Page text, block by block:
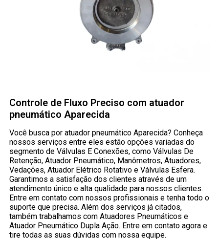
Controle de Fluxo Preciso com atuador
pneumático Aparecida
Você busca por atuador pneumático Aparecida? Conheça
nossos serviços entre eles estão opções variadas do
segmento de Válvulas E Conexões, como Válvulas De
Retenção, Atuador Pneumático, Manômetros, Atuadores,
Vedações, Atuador Elétrico Rotativo e Válvulas Esfera.
Garantimos a satisfação dos clientes através de um
atendimento único e alta qualidade para nossos clientes.
Entre em contato com nossos profissionais e tenha todo o
suporte que precisa. Além dos serviços já citados,
também trabalhamos com Atuadores Pneumáticos e
Atuador Pneumático Dupla Ação. Entre em contato agora e
tire todas as suas dúvidas com nossa equipe.